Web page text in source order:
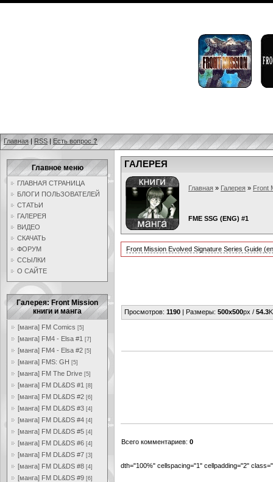
Главная | RSS | Есть вопрос ?
Главное меню
ГЛАВНАЯ СТРАНИЦА
БЛОГИ ПОЛЬЗОВАТЕЛЕЙ
СТАТЬИ
ГАЛЕРЕЯ
ВИДЕО
СКАЧАТЬ
ФОРУМ
ССЫЛКИ
О САЙТЕ
Галерея: Front Mission
книги и манга
[манга] FM Comics [5]
[манга] FM4 - Elsa #1 [7]
[манга] FM4 - Elsa #2 [5]
[манга] FMS: GH [5]
[манга] FM The Drive [5]
[манга] FM DL&DS #1 [8]
[манга] FM DL&DS #2 [6]
[манга] FM DL&DS #3 [4]
[манга] FM DL&DS #4 [4]
[манга] FM DL&DS #5 [4]
[манга] FM DL&DS #6 [4]
[манга] FM DL&DS #7 [3]
[манга] FM DL&DS #8 [4]
[манга] FM DL&DS #9 [6]
ГАЛЕРЕЯ
Главная » Галерея » Front
FME SSG (ENG) #1
Front Mission Evolved Signature Series Guide
Просмотров: 1190 | Размеры: 500x500px / 54.3
Всего комментариев: 0
dth="100%" cellspacing="1" cellpadding="2"